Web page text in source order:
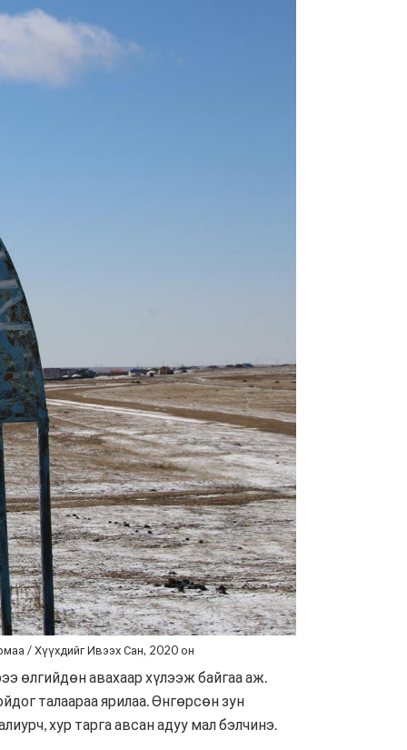
/ Хүүхдийг Ивээх Сан, 2020 он
өлгийдөн авахаар хүлээж байгаа аж.
талаараа ярилаа. Өнгөрсөн зун
хур тарга авсан адуу мал бэлчинэ.